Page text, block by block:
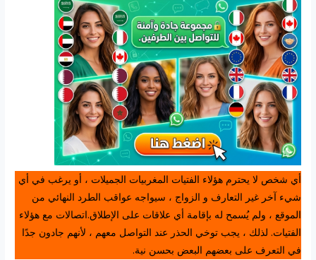
أي شخص لا يحترم هؤلاء الفتيات المغربيات الجميلات ، أو يرغب في أي
شيء آخر غير التعارف و الزواج ، سيواجه عواقب الطرد النهائي من
الموقع ، ولم يُسمح له بإقامة أي علاقات على الإطلاق.اتصالات مع هؤلاء
الفتيات. لذلك ، يجب توخي الحذر عند التواصل معهم ، لأنهم جادون جدًا
في التعرف على بعضهم البعض بحسن نية.